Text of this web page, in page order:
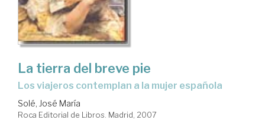
La tierra del breve pie
los viajeros contemplan a la mujer española
Solé, José María
Roca Editorial de Libros. Madrid, 2007